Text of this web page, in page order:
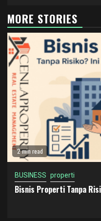
MORE STORIES
2 min read
BUSINESS properti
Bisnis Properti Tanpa